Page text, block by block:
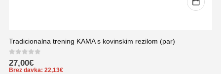
Tradicionalna trening KAMA s kovinskim rezilom (par)
0out of 5
27,00€
Brez davka: 22,13€